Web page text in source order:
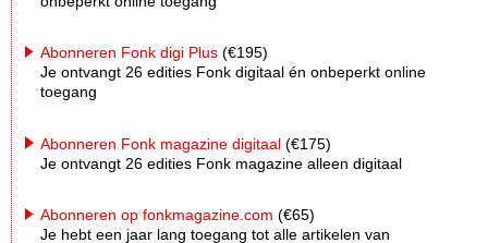
Abonneren Fonk digi Plus (€195)
Je ontvangt 26 edities Fonk digitaal én onbeperkt online
toegang
Abonneren Fonk magazine digitaal (€175)
Je ontvangt 26 edities Fonk magazine alleen digitaal
Abonneren op fonkmagazine.com (€65)
Je hebt een jaar lang toegang tot alle artikelen van